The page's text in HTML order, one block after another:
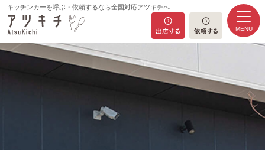
キッチンカーを呼ぶ・依頼するなら全国対応アツキチへ
MENU